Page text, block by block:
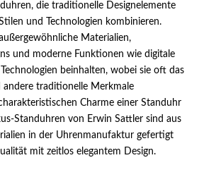
die traditionelle Designelemente
und Technologien kombinieren.
Materialien,
und moderne Funktionen wie digitale
beinhalten, wobei sie oft das
andere traditionelle Merkmale
Charme einer Standuhr
Standuhren von Erwin Sattler sind aus
in der Uhrenmanufaktur gefertigt
mit zeitlos elegantem Design.